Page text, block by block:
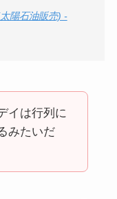
陽石油販売) -
イは行列に
みたいだ